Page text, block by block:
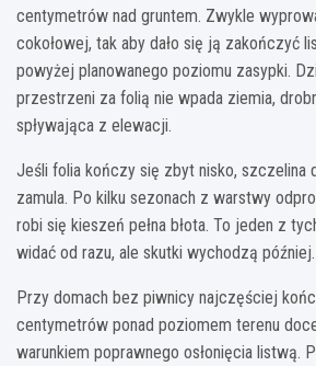
centymetrów nad gruntem. Zwykle
cokołowej, tak aby dało się ją zakończyć
powyżej planowanego poziomu zasypki.
przestrzeni za folią nie wpada ziemia,
spływająca z elewacji.
Jeśli folia kończy się zbyt nisko, szczelina
zamula. Po kilku sezonach z warstwy
robi się kieszeń pełna błota. To jeden z
widać od razu, ale skutki wychodzą później.
Przy domach bez piwnicy najczęściej
centymetrów ponad poziomem terenu
warunkiem poprawnego osłonięcia listwą.